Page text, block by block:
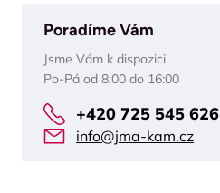
Poradíme Vám
Jsme Vám k dispozici
Po-Pá od 8:00 do 16:00
+420 725 545 626
info@jma-kam.cz